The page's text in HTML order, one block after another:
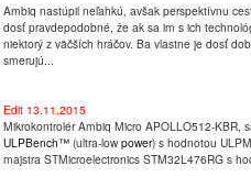
Ambiq nastúpil neľahkú, avšak perspektívnu
dosť pravdepodobné, že ak sa im s ich
niektorý z väčších hráčov. Ba vlastne je dosť
smerujú...
Edit 13.11.2015
Mikrokontrolér Ambiq Micro APOLLO512-KBR,
ULPBench™ (ultra-low power) s hodnotou
majstra STMicroelectronics STM32L476RG s